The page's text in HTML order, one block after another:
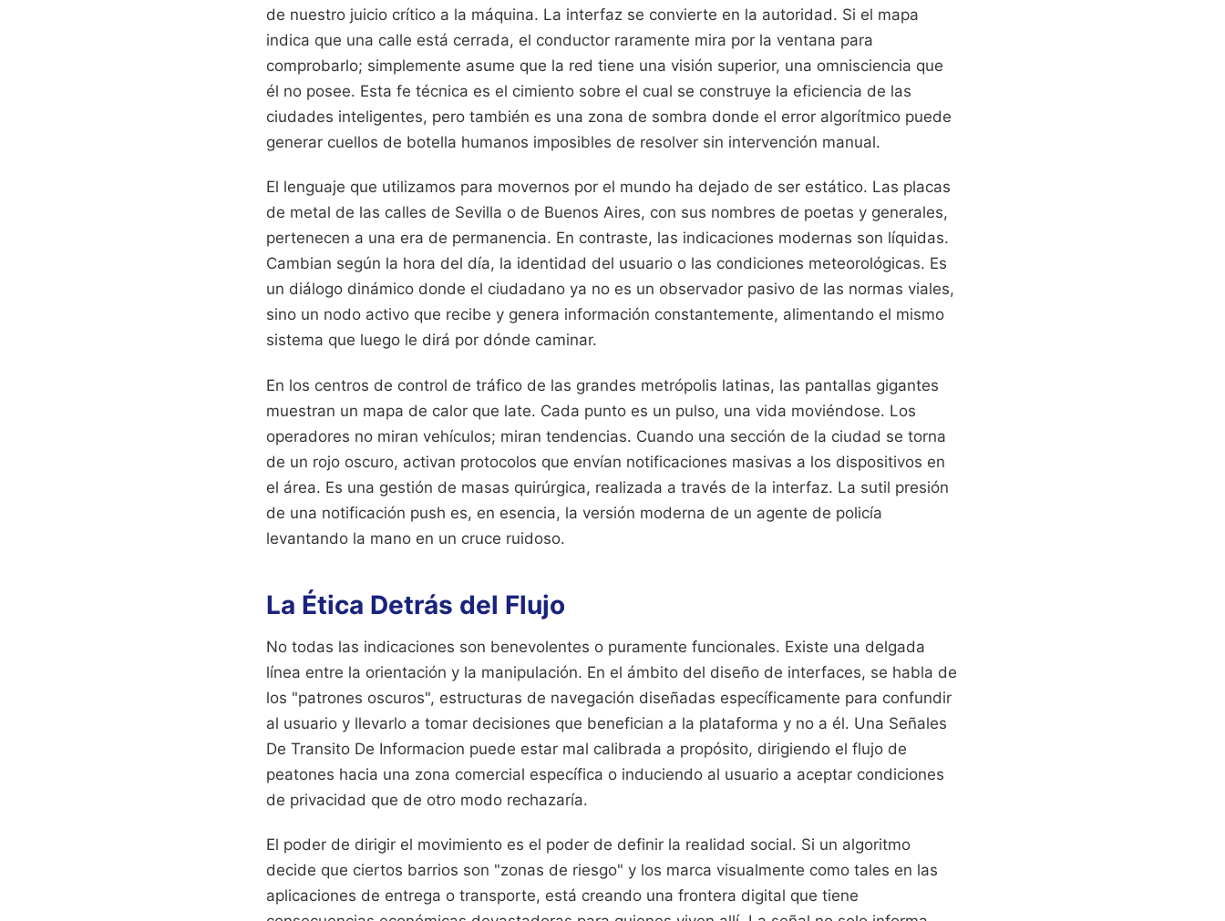
de nuestro juicio crítico a la máquina. La interfaz se convierte en la autoridad. Si el mapa
indica que una calle está cerrada, el conductor raramente mira por la ventana para
comprobarlo; simplemente asume que la red tiene una visión superior, una omnisciencia que
él no posee. Esta fe técnica es el cimiento sobre el cual se construye la eficiencia de las
ciudades inteligentes, pero también es una zona de sombra donde el error algorítmico puede
generar cuellos de botella humanos imposibles de resolver sin intervención manual.
El lenguaje que utilizamos para movernos por el mundo ha dejado de ser estático. Las placas
de metal de las calles de Sevilla o de Buenos Aires, con sus nombres de poetas y generales,
pertenecen a una era de permanencia. En contraste, las indicaciones modernas son líquidas.
Cambian según la hora del día, la identidad del usuario o las condiciones meteorológicas. Es
un diálogo dinámico donde el ciudadano ya no es un observador pasivo de las normas viales,
sino un nodo activo que recibe y genera información constantemente, alimentando el mismo
sistema que luego le dirá por dónde caminar.
En los centros de control de tráfico de las grandes metrópolis latinas, las pantallas gigantes
muestran un mapa de calor que late. Cada punto es un pulso, una vida moviéndose. Los
operadores no miran vehículos; miran tendencias. Cuando una sección de la ciudad se torna
de un rojo oscuro, activan protocolos que envían notificaciones masivas a los dispositivos en
el área. Es una gestión de masas quirúrgica, realizada a través de la interfaz. La sutil presión
de una notificación push es, en esencia, la versión moderna de un agente de policía
levantando la mano en un cruce ruidoso.
La Ética Detrás del Flujo
No todas las indicaciones son benevolentes o puramente funcionales. Existe una delgada
línea entre la orientación y la manipulación. En el ámbito del diseño de interfaces, se habla de
los "patrones oscuros", estructuras de navegación diseñadas específicamente para confundir
al usuario y llevarlo a tomar decisiones que benefician a la plataforma y no a él. Una Señales
De Transito De Informacion puede estar mal calibrada a propósito, dirigiendo el flujo de
peatones hacia una zona comercial específica o induciendo al usuario a aceptar condiciones
de privacidad que de otro modo rechazaría.
El poder de dirigir el movimiento es el poder de definir la realidad social. Si un algoritmo
decide que ciertos barrios son "zonas de riesgo" y los marca visualmente como tales en las
aplicaciones de entrega o transporte, está creando una frontera digital que tiene